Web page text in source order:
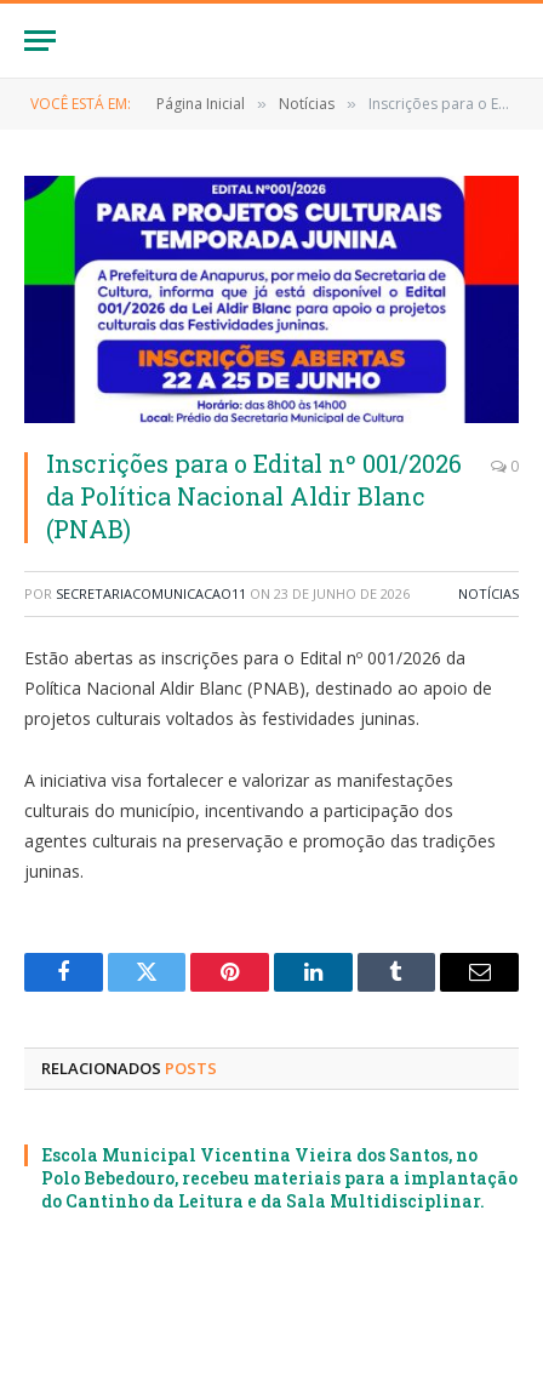
VOCÊ ESTÁ EM: Página Inicial » Notícias » Inscrições para o Edital nº 001/2026 da Política Nacional Aldir Blanc (PNAB)
Inscrições para o Edital nº 001/2026
da Política Nacional Aldir Blanc
(PNAB)
0
POR SECRETARIACOMUNICACAO11 ON 23 DE JUNHO DE 2026 NOTÍCIAS
Estão abertas as inscrições para o Edital nº 001/2026 da
Política Nacional Aldir Blanc (PNAB), destinado ao apoio de
projetos culturais voltados às festividades juninas.
A iniciativa visa fortalecer e valorizar as manifestações
culturais do município, incentivando a participação dos
agentes culturais na preservação e promoção das tradições
juninas.
FacebookTwitter Pinterest LinkedInTumblr
E-
RELACIONADOS POSTS
Escola Municipal Vicentina Vieira dos Santos, no
Polo Bebedouro, recebeu materiais para a implantação
do Cantinho da Leitura e da Sala Multidisciplinar.